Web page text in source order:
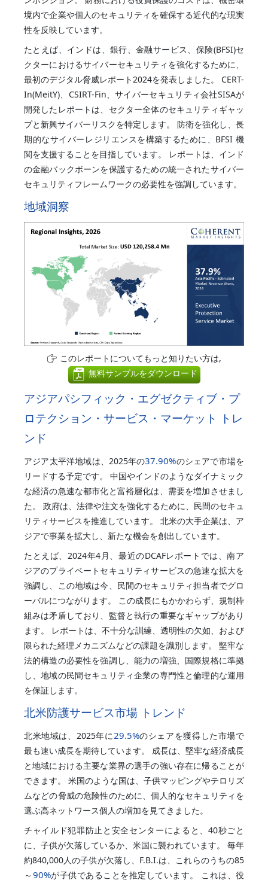
境内で企業や個人のセキュリティを確保する近代的な現実
性を反映しています。
たとえば、インドは、銀行、金融サービス、保険(BFSI)セ
クターにおけるサイバーセキュリティを強化するために、
最初のデジタル脅威レポート2024を発表しました。 CERT-
In(MeitY)、CSIRT-Fin、サイバーセキュリティ会社SISAが
開発したレポートは、セクター全体のセキュリティギャッ
プと新興サイバーリスクを特定します。 防衛を強化し、長
期的なサイバーレジリエンスを構築するために、BFSI 機
関を支援することを目指しています。 レポートは、インド
の金融バックボーンを保護するための統一されたサイバー
セキュリティフレームワークの必要性を強調しています。
地域洞察
このレポートについてもっと知りたい方は,
無料サンプルをダウンロード
アジアパシフィック・エグゼクティブ・プ
ロテクション・サービス・マーケット トレ
ンド
アジア太平洋地域は、2025年の37.90%のシェアで市場を
リードする予定です。 中国やインドのようなダイナミック
な経済の急速な都市化と富裕層化は、需要を増加させまし
た。 政府は、法律や注文を強化するために、民間のセキュ
リティサービスを推進しています。 北米の大手企業は、ア
ジアで事業を拡大し、新たな機会を創出しています。
たとえば、2024年4月、最近のDCAFレポートでは、南ア
ジアのプライベートセキュリティサービスの急速な拡大を
強調し、この地域は今、民間のセキュリティ担当者でグロ
ーバルにつながります。 この成長にもかかわらず、規制枠
組みは矛盾しており、監督と執行の重要なギャップがあり
ます。 レポートは、不十分な訓練、透明性の欠如、および
限られた経理メカニズムなどの課題を識別します。 堅牢な
法的構造の必要性を強調し、能力の増強、国際規格に準拠
し、地域の民間セキュリティ企業の専門性と倫理的な運用
を保証します。
北米防護サービス市場 トレンド
北米地域は、2025年に29.5%のシェアを獲得した市場で
最も速い成長を期待しています。 成長は、堅牢な経済成長
と地域における主要な業界の選手の強い存在に帰ることが
できます。 米国のような国は、子供マッピングやテロリズ
ムなどの脅威の危険性のために、個人的なセキュリティを
選ぶ高ネットワース個人の増加を見てきました。
チャイルド犯罪防止と安全センターによると、40秒ごと
に、子供が欠落しているか、米国に襲われています。 毎年
約840,000人の子供が欠落し、F.B.I.は、これらのうちの85
～ 90%が子供であることを推定しています。 これは、役